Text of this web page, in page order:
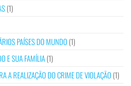
(1)
PAÍSES DO MUNDO (1)
E SUA FAMÍLIA(1)
A REALIZAÇÃO DO CRIME DE VIOLAÇÃO (1)